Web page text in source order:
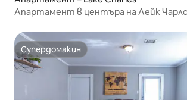
Апартамент в центъра на Лейк Чарлс
Супердомакин
Супердомакин